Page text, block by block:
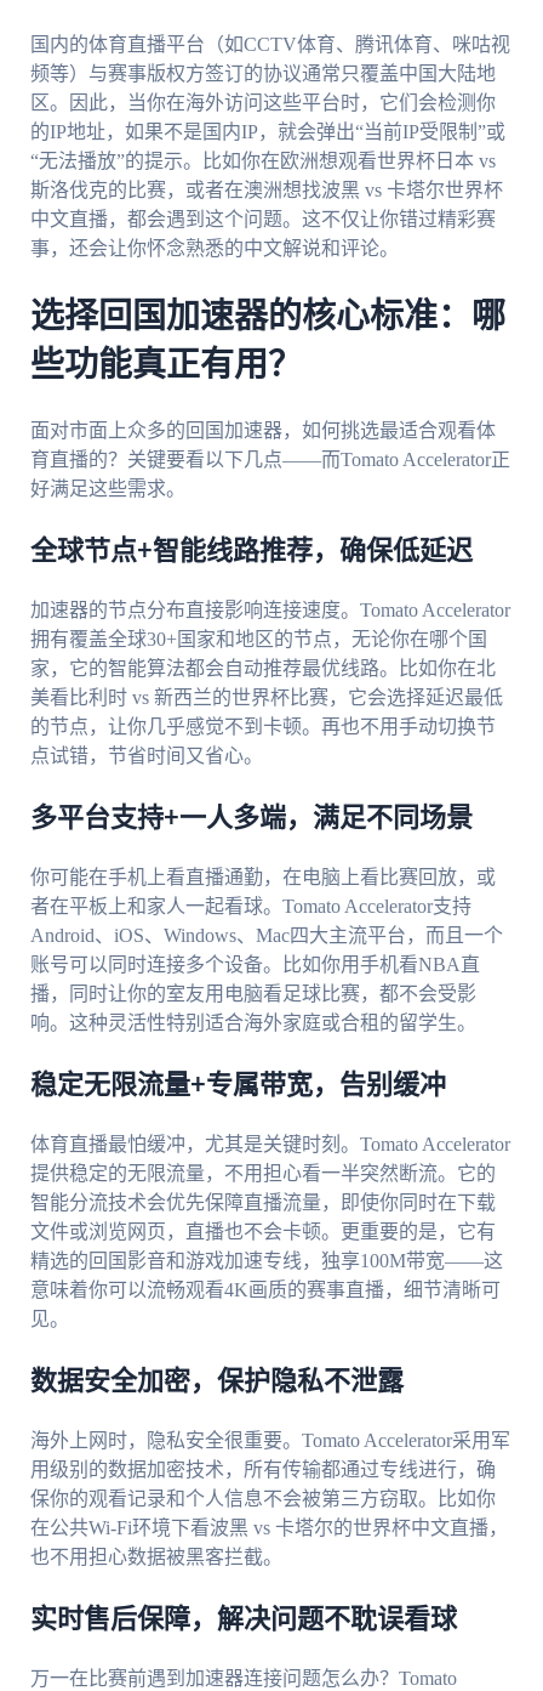
国内的体育直播平台（如CCTV体育、腾讯体育、咪咕视
频等）与赛事版权方签订的协议通常只覆盖中国大陆地
区。因此，当你在海外访问这些平台时，它们会检测你
的IP地址，如果不是国内IP，就会弹出“当前IP受限制”或
“无法播放”的提示。比如你在欧洲想观看世界杯日本 vs
斯洛伐克的比赛，或者在澳洲想找波黑 vs 卡塔尔世界杯
中文直播，都会遇到这个问题。这不仅让你错过精彩赛
事，还会让你怀念熟悉的中文解说和评论。
选择回国加速器的核心标准：哪
些功能真正有用？
面对市面上众多的回国加速器，如何挑选最适合观看体
育直播的？关键要看以下几点——而Tomato Accelerator正
好满足这些需求。
全球节点+智能线路推荐，确保低延迟
加速器的节点分布直接影响连接速度。Tomato Accelerator
拥有覆盖全球30+国家和地区的节点，无论你在哪个国
家，它的智能算法都会自动推荐最优线路。比如你在北
美看比利时 vs 新西兰的世界杯比赛，它会选择延迟最低
的节点，让你几乎感觉不到卡顿。再也不用手动切换节
点试错，节省时间又省心。
多平台支持+一人多端，满足不同场景
你可能在手机上看直播通勤，在电脑上看比赛回放，或
者在平板上和家人一起看球。Tomato Accelerator支持
Android、iOS、Windows、Mac四大主流平台，而且一个
账号可以同时连接多个设备。比如你用手机看NBA直
播，同时让你的室友用电脑看足球比赛，都不会受影
响。这种灵活性特别适合海外家庭或合租的留学生。
稳定无限流量+专属带宽，告别缓冲
体育直播最怕缓冲，尤其是关键时刻。Tomato Accelerator
提供稳定的无限流量，不用担心看一半突然断流。它的
智能分流技术会优先保障直播流量，即使你同时在下载
文件或浏览网页，直播也不会卡顿。更重要的是，它有
精选的回国影音和游戏加速专线，独享100M带宽——这
意味着你可以流畅观看4K画质的赛事直播，细节清晰可
见。
数据安全加密，保护隐私不泄露
海外上网时，隐私安全很重要。Tomato Accelerator采用军
用级别的数据加密技术，所有传输都通过专线进行，确
保你的观看记录和个人信息不会被第三方窃取。比如你
在公共Wi-Fi环境下看波黑 vs 卡塔尔的世界杯中文直播，
也不用担心数据被黑客拦截。
实时售后保障，解决问题不耽误看球
万一在比赛前遇到加速器连接问题怎么办？Tomato